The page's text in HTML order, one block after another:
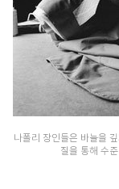
나폴리 장인들은 바늘을
질을 통해 수